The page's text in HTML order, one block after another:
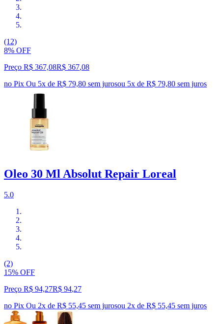
(12)
8% OFF
Preço R$ 367,08R$ 367,08
no Pix Ou 5x de R$ 79,80 sem jurosou 5x de R$ 79,80 sem juros
Oleo 30 Ml Absolut Repair Loreal
5.0
(2)
15% OFF
Preço R$ 94,27R$ 94,27
no Pix Ou 2x de R$ 55,45 sem jurosou 2x de R$ 55,45 sem juros